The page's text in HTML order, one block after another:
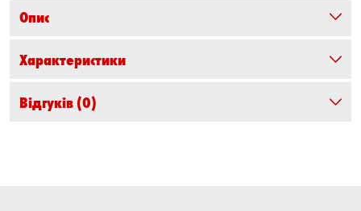
Опис
Характеристики
Відгуків (0)